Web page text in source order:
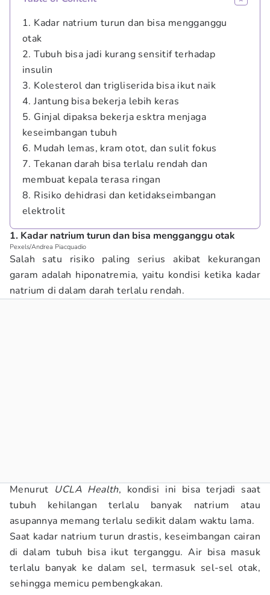
1. Kadar natrium turun dan bisa mengganggu
otak
2. Tubuh bisa jadi kurang sensitif terhadap
insulin
3. Kolesterol dan trigliserida bisa ikut naik
4. Jantung bisa bekerja lebih keras
5. Ginjal dipaksa bekerja esktra menjaga
keseimbangan tubuh
6. Mudah lemas, kram otot, dan sulit fokus
7. Tekanan darah bisa terlalu rendah dan
membuat kepala terasa ringan
8. Risiko dehidrasi dan ketidakseimbangan
elektrolit
1. Kadar natrium turun dan bisa mengganggu otak
Pexels/Andrea Piacquadio
Salah satu risiko paling serius akibat kekurangan
garam adalah hiponatremia, yaitu kondisi ketika kadar
natrium di dalam darah terlalu rendah.
Menurut UCLA Health, kondisi ini bisa terjadi saat
tubuh kehilangan terlalu banyak natrium atau
asupannya memang terlalu sedikit dalam waktu lama.
Saat kadar natrium turun drastis, keseimbangan cairan
di dalam tubuh bisa ikut terganggu. Air bisa masuk
terlalu banyak ke dalam sel, termasuk sel-sel otak,
sehingga memicu pembengkakan.